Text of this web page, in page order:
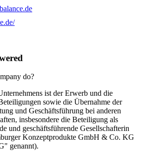
do?
ist der Erwerb und die
sowie die Übernahme der
und Geschäftsführung bei anderen
insbesondere die Beteiligung als
und geschäftsführende Gesellschafterin
Konzeptprodukte GmbH & Co. KG
genannt).